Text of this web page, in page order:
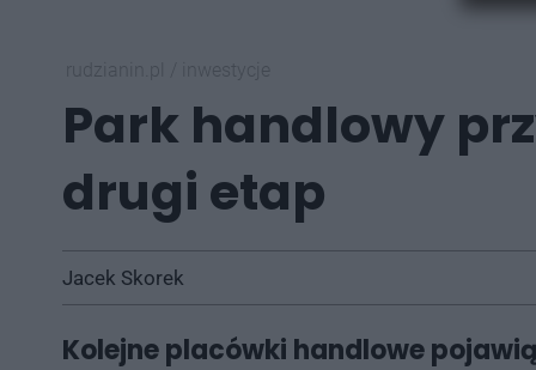
Park handlowy
drugi etap
Jacek Skorek
Kolejne placówki handlowe